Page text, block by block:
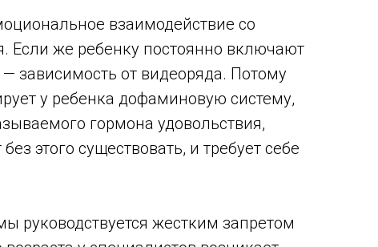
взаимодействие со
Если же ребенку постоянно включают
зависимость от видеоряда. Потому
у ребенка дофаминовую систему,
гормона удовольствия,
этого существовать, и требует себе
руководствуется жестким запретом